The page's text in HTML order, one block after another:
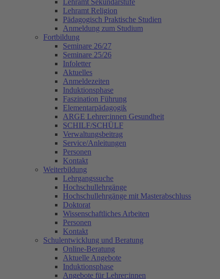
Lehramt Sekundarstufe
Lehramt Religion
Pädagogisch Praktische Studien
Anmeldung zum Studium
Fortbildung
Seminare 26/27
Seminare 25/26
Infoletter
Aktuelles
Anmeldezeiten
Induktionsphase
Faszination Führung
Elementarpädagogik
ARGE Lehrer:innen Gesundheit
SCHILF/SCHÜLF
Verwaltungsbeitrag
Service/Anleitungen
Personen
Kontakt
Weiterbildung
Lehrgangssuche
Hochschullehrgänge
Hochschullehrgänge mit Masterabschluss
Doktorat
Wissenschaftliches Arbeiten
Personen
Kontakt
Schulentwicklung und Beratung
Online-Beratung
Aktuelle Angebote
Induktionsphase
Angebote für Lehrer:innen